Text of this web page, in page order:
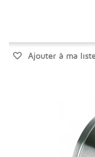
Ajouter à ma